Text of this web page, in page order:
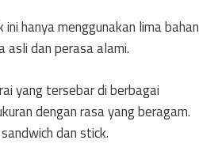
hanya menggunakan lima bahan
asli dan perasa alami.
yang tersebar di berbagai
dengan rasa yang beragam.
dan stick.